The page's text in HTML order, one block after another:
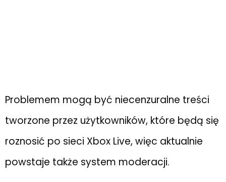
Problemem mogą być niecenzuralne treści
tworzone przez użytkowników, które będą się
roznosić po sieci Xbox Live, więc aktualnie
powstaje także system moderacji.